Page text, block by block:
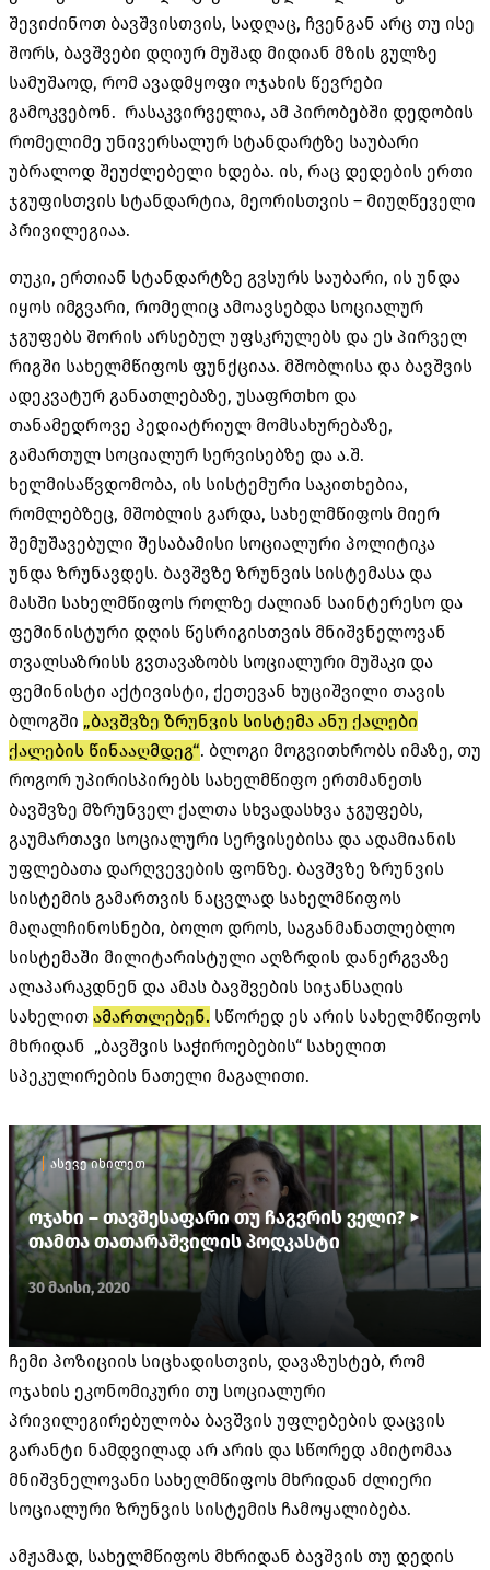
შევიძინოთ ბავშვისთვის, სადღაც, ჩვენგან არც თუ ისე
შორს, ბავშვები დღიურ მუშად მიდიან მზის გულზე
სამუშაოდ, რომ ავადმყოფი ოჯახის წევრები
გამოკვებონ. რასაკვირველია, ამ პირობებში დედობის
რომელიმე უნივერსალურ სტანდარტზე საუბარი
უბრალოდ შეუძლებელი ხდება. ის, რაც დედების ერთი
ჯგუფისთვის სტანდარტია, მეორისთვის – მიუღწეველი
პრივილეგიაა.
თუკი, ერთიან სტანდარტზე გვსურს საუბარი, ის უნდა
იყოს იმგვარი, რომელიც ამოავსებდა სოციალურ
ჯგუფებს შორის არსებულ უფსკრულებს და ეს პირველ
რიგში სახელმწიფოს ფუნქციაა. მშობლისა და ბავშვის
ადეკვატურ განათლებაზე, უსაფრთხო და
თანამედროვე პედიატრიულ მომსახურებაზე,
გამართულ სოციალურ სერვისებზე და ა.შ.
ხელმისაწვდომობა, ის სისტემური საკითხებია,
რომლებზეც, მშობლის გარდა, სახელმწიფოს მიერ
შემუშავებული შესაბამისი სოციალური პოლიტიკა
უნდა ზრუნავდეს. ბავშვზე ზრუნვის სისტემასა და
მასში სახელმწიფოს როლზე ძალიან საინტერესო და
ფემინისტური დღის წესრიგისთვის მნიშვნელოვან
თვალსაზრისს გვთავაზობს სოციალური მუშაკი და
ფემინისტი აქტივისტი, ქეთევან ხუციშვილი თავის
ბლოგში „ბავშვზე ზრუნვის სისტემა ანუ ქალები
ქალების წინააღმდეგ“. ბლოგი მოგვითხრობს იმაზე, თუ
როგორ უპირისპირებს სახელმწიფო ერთმანეთს
ბავშვზე მზრუნველ ქალთა სხვადასხვა ჯგუფებს,
გაუმართავი სოციალური სერვისებისა და ადამიანის
უფლებათა დარღვევების ფონზე. ბავშვზე ზრუნვის
სისტემის გამართვის ნაცვლად სახელმწიფოს
მაღალჩინოსნები, ბოლო დროს, საგანმანათლებლო
სისტემაში მილიტარისტული აღზრდის დანერგვაზე
ალაპარაკდნენ და ამას ბავშვების სიჯანსაღის
სახელით ამართლებენ. სწორედ ეს არის სახელმწიფოს
მხრიდან „ბავშვის საჭიროებების“ სახელით
სპეკულირების ნათელი მაგალითი.
ასევე იხილეთ
ოჯახი – თავშესაფარი თუ ჩაგვრის ველი? ►
თამთა თათარაშვილის პოდკასტი
30 მაისი, 2020
ჩემი პოზიციის სიცხადისთვის, დავაზუსტებ, რომ
ოჯახის ეკონომიკური თუ სოციალური
პრივილეგირებულობა ბავშვის უფლებების დაცვის
გარანტი ნამდვილად არ არის და სწორედ ამიტომაა
მნიშვნელოვანი სახელმწიფოს მხრიდან ძლიერი
სოციალური ზრუნვის სისტემის ჩამოყალიბება.
ამჟამად, სახელმწიფოს მხრიდან ბავშვის თუ დედის